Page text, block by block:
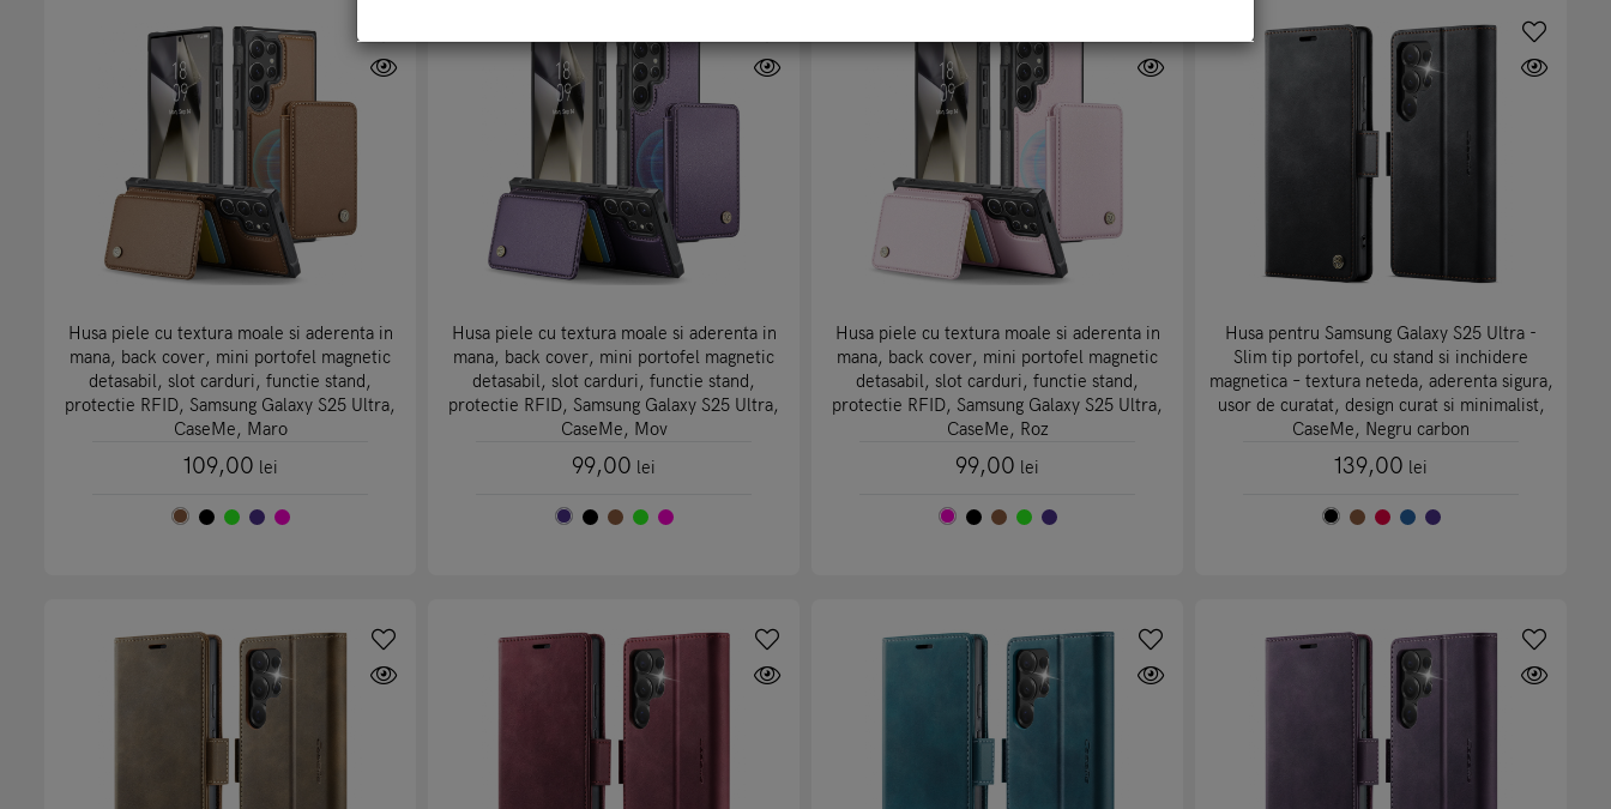
Husa piele cu textura moale si aderenta in
mana, back cover, mini portofel magnetic
detasabil, slot carduri, functie stand,
protectie RFID, Samsung Galaxy S25 Ultra,
CaseMe, Maro
109,00 lei
Husa piele cu textura moale si aderenta in
mana, back cover, mini portofel magnetic
detasabil, slot carduri, functie stand,
protectie RFID, Samsung Galaxy S25 Ultra,
CaseMe, Mov
99,00 lei
Husa piele cu textura moale si aderenta in
mana, back cover, mini portofel magnetic
detasabil, slot carduri, functie stand,
protectie RFID, Samsung Galaxy S25 Ultra,
CaseMe, Roz
99,00 lei
Husa pentru Samsung Galaxy S25 Ultra -
Slim tip portofel, cu stand si inchidere
magnetica – textura neteda, aderenta sigura,
usor de curatat, design curat si minimalist,
CaseMe, Negru carbon
139,00 lei